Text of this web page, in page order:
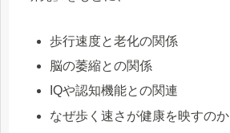
歩行速度と老化の関係
脳の萎縮との関係
IQや認知機能との関連
なぜ歩く速さが健康を映すのか